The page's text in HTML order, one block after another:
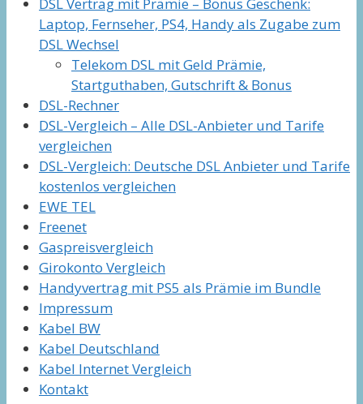
Laptop, Fernseher, PS4, Handy als Zugabe zum
DSL Wechsel
Telekom DSL mit Geld Prämie,
Startguthaben, Gutschrift & Bonus
DSL-Rechner
DSL-Vergleich – Alle DSL-Anbieter und Tarife
vergleichen
DSL-Vergleich: Deutsche DSL Anbieter und Tarife
kostenlos vergleichen
EWE TEL
Freenet
Gaspreisvergleich
Girokonto Vergleich
Handyvertrag mit PS5 als Prämie im Bundle
Impressum
Kabel BW
Kabel Deutschland
Kabel Internet Vergleich
Kontakt